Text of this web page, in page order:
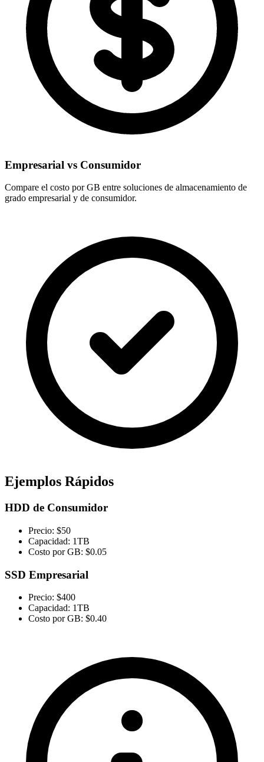
Empresarial vs Consumidor
Compare el costo por GB entre soluciones de almacenamiento de
grado empresarial y de consumidor.
Ejemplos Rápidos
HDD de Consumidor
Precio: $50
Capacidad: 1TB
Costo por GB: $0.05
SSD Empresarial
Precio: $400
Capacidad: 1TB
Costo por GB: $0.40